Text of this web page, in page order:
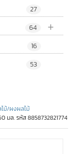
27
+
64
16
53
ม้/ผงผลไม้
มล. รหัส 8858732821774